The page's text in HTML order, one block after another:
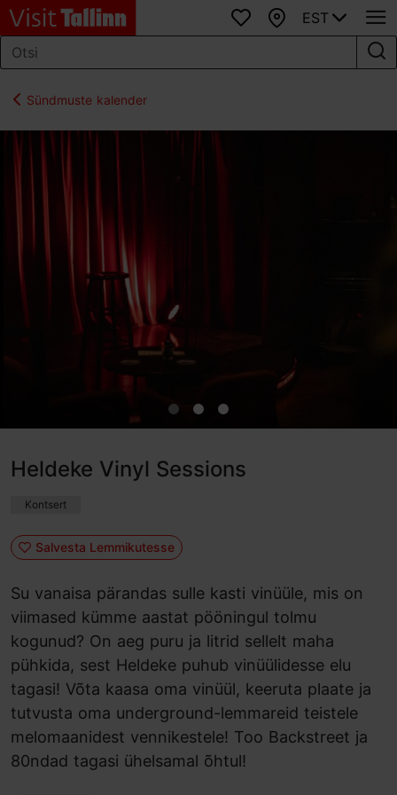
Lemmikud
Kaart
EST
Sündmuste kalender
Heldeke Vinyl Sessions
Kontsert
Salvesta Lemmikutesse
Su vanaisa pärandas sulle kasti vinüüle, mis on
viimased kümme aastat pööningul tolmu
kogunud? On aeg puru ja litrid sellelt maha
pühkida, sest Heldeke puhub vinüülidesse elu
tagasi! Võta kaasa oma vinüül, keeruta plaate ja
tutvusta oma underground-lemmareid teistele
melomaanidest vennikestele! Too Backstreet ja
80ndad tagasi ühelsamal õhtul!